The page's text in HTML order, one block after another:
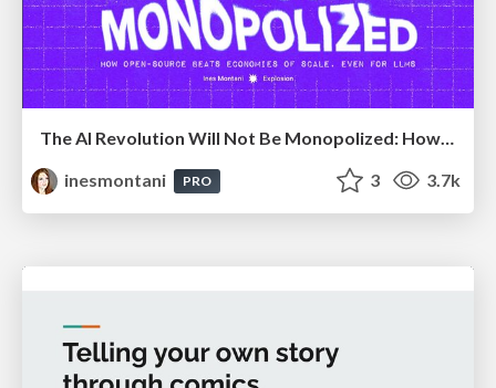
The AI Revolution Will Not Be Monopolized: How open-source beats economies of scale, even for LLMs
inesmontani
PRO 3 3.7k